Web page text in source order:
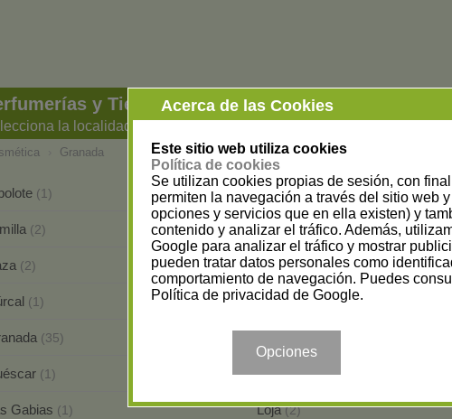
y Tiendas de Cosmética en Granada
la localidad
Acerca de las Cookies
Este sitio web utiliza cookies
Política de cookies
Se utilizan cookies propias de sesión, con
permiten la navegación a través del sitio web
opciones y servicios que en ella existen) y
contenido y analizar el tráfico. Además,
Google para analizar el tráfico y mostrar
pueden tratar datos personales como
comportamiento de navegación. Puedes
Política de privacidad de Google.
Opciones
Granada
(1) Almuñécar(3)
(2) Atarfe (3)
(2) Cúllar Vega(1)
(1) Gójar (1)
(35)
(1) Lanjarón(1)
Gabias (1) Loja(2)